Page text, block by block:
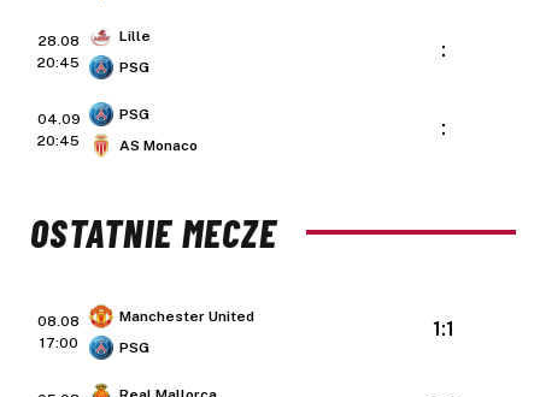
28.08
20:45
Lille
PSG
:
04.09
20:45
PSG
AS Monaco
:
OSTATNIE MECZE
08.08
17:00
Manchester United
PSG
1:1